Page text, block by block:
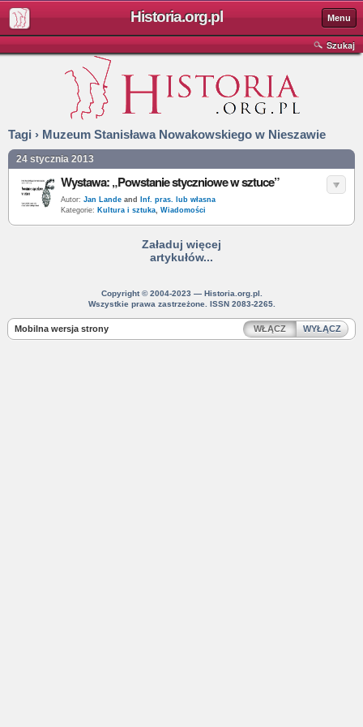
Historia.org.pl Menu
Szukaj
Tagi › Muzeum Stanisława Nowakowskiego w Nieszawie
24 stycznia 2013
Wystawa: „Powstanie styczniowe w sztuce”
Autor: Jan Lande and
Inf. pras. lub własna
Kategorie: Kultura i sztuka, Wiadomości
Załaduj więcej
artykułów...
Copyright © 2004-2023 — Historia.org.pl.
Wszystkie prawa zastrzeżone. ISSN 2083-2265.
Mobilna wersja strony WŁĄCZ WYŁĄCZ